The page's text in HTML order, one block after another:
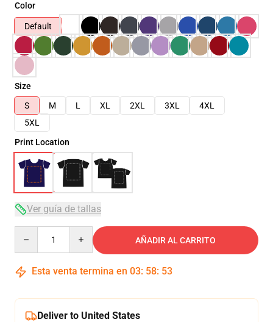
Color
Default
Size
S
M L XL 2XL 3XL
4XL
5XL
Print Location
Ver guía de tallas
AÑADIR AL CARRITO
Esta venta termina en 03: 58: 53
Deliver to United States